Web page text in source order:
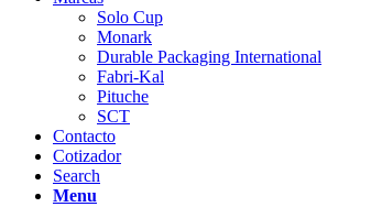
Solo Cup
Monark
Durable Packaging International
Fabri-Kal
Pituche
SCT
Contacto
Cotizador
Search
Menu